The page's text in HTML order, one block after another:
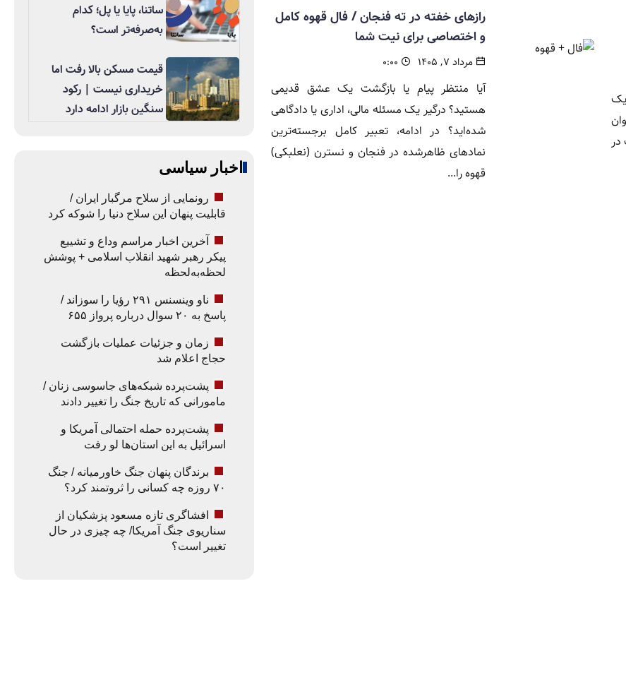
یک
رازهای خفته در ته فنجان / فال قهوه کامل
و اختصاصی برای نیت شما
مرداد ۷, ۱۴۰۵
آیا منتظر پیام یا بازگشت یک عشق قدیمی
هستید؟ درگیر یک مسئله مالی، اداری یا دادگاهی
شده‌اید؟ در ادامه، تعبیر کامل برجسته‌ترین
نمادهای ظاهرشده در فنجان و نسترن (نعلبکی)
قهوه را...
ساتنا، پایا یا پل؛ کدام
به‌صرفه‌تر است؟
قیمت مسکن بالا رفت اما
خریداری نیست | رکود
سنگین بازار ادامه دارد
اخبار سیاسی
رونمایی از سلاح مرگبار ایران /
قابلیت پنهان این سلاح دنیا را شوکه کرد
آخرین اخبار مراسم وداع و تشییع
پیکر رهبر شهید انقلاب اسلامی + پوشش
لحظه‌به‌لحظه
ناو وینسنس ۲۹۱ رؤیا را سوزاند /
پاسخ به ۲۰ سوال درباره پرواز ۶۵۵
زمان و جزئیات عملیات بازگشت
حجاج اعلام شد
پشت‌پرده شبکه‌های جاسوسی زنان /
مامورانی که تاریخ جنگ را تغییر دادند
پشت‌پرده حمله احتمالی آمریکا و
اسرائیل به این استان‌ها لو رفت
برندگان پنهان جنگ خاورمیانه / جنگ
۷۰ روزه چه کسانی را ثروتمند کرد؟
افشاگری تازه مسعود پزشکیان از
سناریوی جنگ آمریکا/ چه چیزی در حال
تغییر است؟